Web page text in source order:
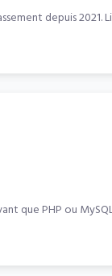
depuis
que PHP ou